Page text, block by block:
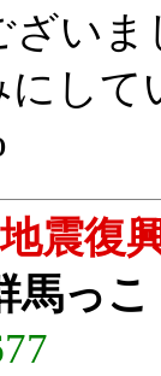
ざいま
にして
震復
馬っこ